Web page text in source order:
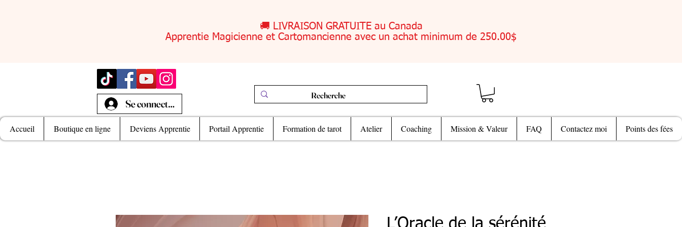
🚚 LIVRAISON GRATUITE au Canada
Apprentie Magicienne et Cartomancienne avec un achat minimum de 250.00$
Se connecter
Accueil Boutique en ligne Deviens Apprentie Portail Apprentie Formation de tarot Atelier Coaching Mission & Valeur FAQ Contactez moi Points des fées